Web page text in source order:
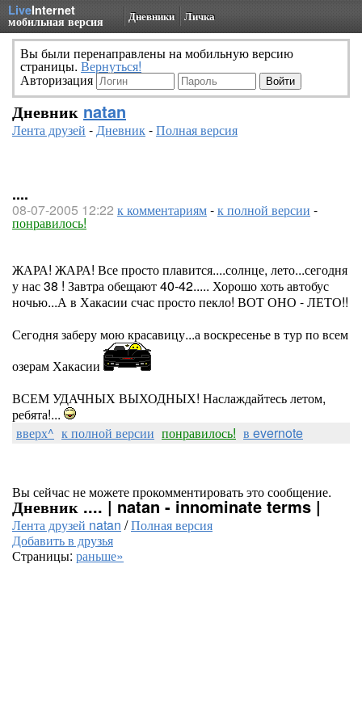
LiveInternet
мобильная версия Дневники Личка
Вы были перенаправлены на мобильную версию
страницы. Вернуться!
Авторизация
Дневник natan
Лента друзей -Дневник-Полная версия
....
08-07-2005 12:22 к комментариям-к полной версии -
понравилось!
ЖАРА! ЖАРА! Все просто плавится....солнце, лето...сегодня
у нас 38 ! Завтра обещают 40-42..... Хорошо хоть автобус
ночью...А в Хакасии счас просто пекло! ВОТ ОНО - ЛЕТО!!
Сегодня заберу мою красавицу...а воскресенье в тур по всем
озерам Хакасии
ВСЕМ УДАЧНЫХ ВЫХОДНЫХ! Наслаждайтесь летом,
ребята!...
вверх^ к полной версии понравилось! в evernote
Вы сейчас не можете прокомментировать это сообщение.
Дневник .... | natan - innominate terms |
Лента друзей natan /Полная версия
Добавить в друзья
Страницы: раньше»